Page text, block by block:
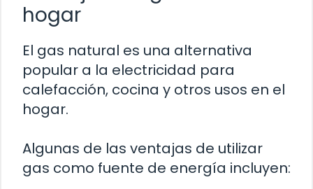
hogar
El gas natural es una alternativa
popular a la electricidad para
calefacción, cocina y otros usos en el
hogar.
Algunas de las ventajas de utilizar
gas como fuente de energía incluyen: